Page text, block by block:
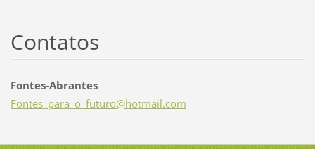
Contatos
Fontes-Abrantes
Fontes_para_o_futuro@hotmail.com